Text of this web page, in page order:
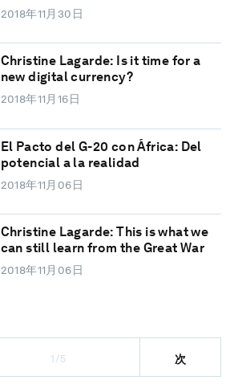
2018年11月30日
Christine Lagarde: Is it time for a
new digital currency?
2018年11月16日
El Pacto del G-20 con África: Del
potencial a la realidad
2018年11月06日
Christine Lagarde: This is what we
can still learn from the Great War
2018年11月06日
1/5 次